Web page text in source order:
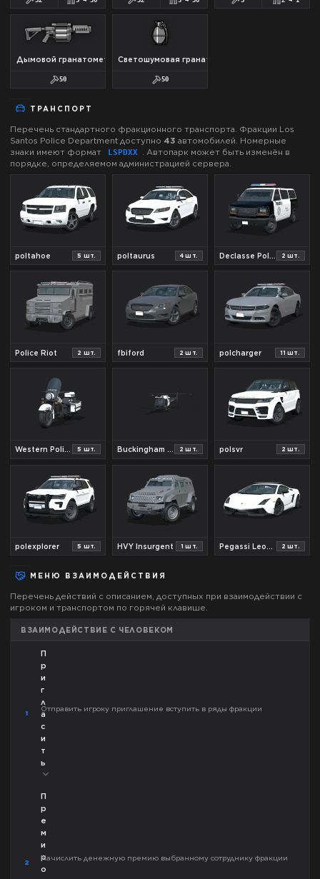
Дымовой гранатомет
50
Светошумовая граната
50
ТРАНСПОРТ
Перечень стандартного фракционного транспорта. Фракции Los
Santos Police Department доступно 43 автомобилей. Номерные
знаки имеют формат
LSPDXX
Автопарк может быть изменён в
порядке, определяемом администрацией сервера.
poltahoe 5 шт. poltaurus 4 шт. Declasse Police Transporter 2 шт.
Police Riot 2 шт. fbiford 2 шт. polcharger 11 шт.
Western Police Bike 5 шт. Buckingham Maverick ENF 2 шт. polsvr 2 шт.
polexplorer 5 шт. HVY Insurgent 1 шт. Pegassi Leonardo ENF 2 шт.
МЕНЮ ВЗАИМОДЕЙСТВИЯ
Перечень действий с описанием, доступных при взаимодействии с
игроком и транспортом по горячей клавише.
ВЗАИМОДЕЙСТВИЕ С ЧЕЛОВЕКОМ
1
П
р
и
г
л
а
с
и
т
ь
Отправить игроку приглашение вступить в ряды фракции
2
П
р
е
м
и
р
о
Начислить денежную премию выбранному сотруднику фракции